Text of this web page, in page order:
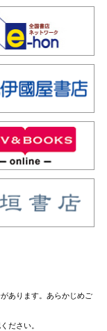
あります。あらかじめご
ださい。